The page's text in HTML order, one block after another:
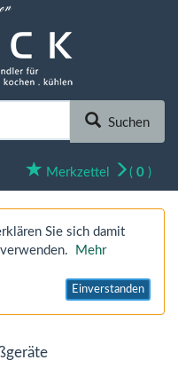
Suchen
Merkzettel ( 0 )
Sie sich damit
Mehr
Einverstanden